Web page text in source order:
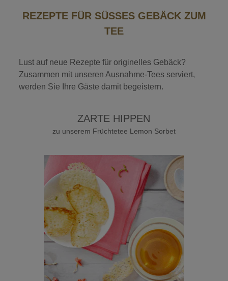
REZEPTE FÜR SÜSSES GEBÄCK ZUM
TEE
Lust auf neue Rezepte für originelles Gebäck?
Zusammen mit unseren Ausnahme-Tees serviert,
werden Sie Ihre Gäste damit begeistern.
ZARTE HIPPEN
zu unserem Früchtetee Lemon Sorbet